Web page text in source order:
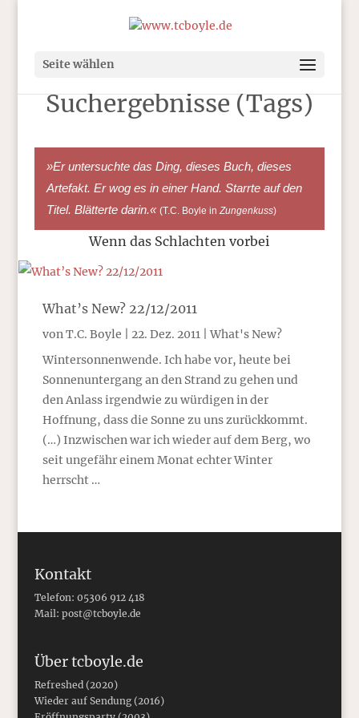
Seite wählen
Suchergebnisse (Tags)
»Er untersuchte das Ding, dieses Buch, dieses
Artefakt. Er wog es in einer Hand. Starrte auf den
Titel. Blätterte darin.« (T.C. Boyle in Zungenkuss)
Wenn das Schlachten vorbei
What’s New? 22/12/2011
vonT.C. Boyle 22. Dez. 2011|What's New?
Wintersonnenwende. Ich habe vor, heute bei
Sonnenuntergang an den Strand zu gehen und
den Anlass irgendwie zu würdigen in der
Hoffnung, dass die Sonne zu uns zurückkommt.
(…) Inzwischen war ich wieder auf dem Berg, wo
seit ungefähr einem Monat echter Winter
herrscht …
Kontakt
Telefon: 05306 912 418
Mail: post@tcboyle.de
Über tcboyle.de
Refreshed (2020)
Wieder auf Sendung (2016)